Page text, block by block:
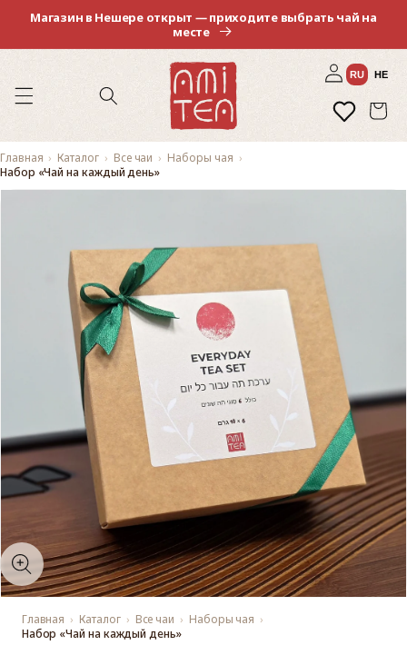
Магазин в Нешере открыт — приходите выбрать чай на
месте
RU HE
Войти
Избранное
Корзина
Главная Каталог Все чаи
Наборы чая
Набор «Чай на каждый день»
Перейти к
Открыть
медиа-
файлы
1
модальном
окне
Главная Каталог Все чаи
Наборы чая
Набор «Чай на каждый день»